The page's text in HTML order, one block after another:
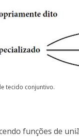
tecido conjuntivo.
funções de